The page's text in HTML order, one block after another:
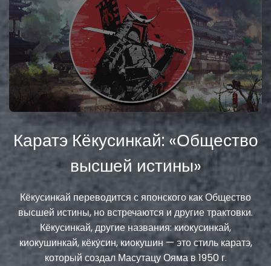
Каратэ Кёкусинкай: «Общество
высшей истины»
Кёкусинкай переводится с японского как Общество
высшей истины, но встречаются и другие трактовки.
Кёкусинкай, другие названия: киокусинкай,
киокушинкай, кёку́син, киокушин — это стиль каратэ,
который создал Масутацу Ояма в 1950 г.